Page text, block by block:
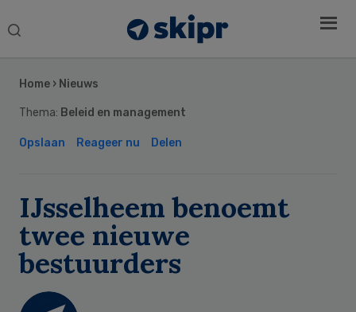
Search
Home › Nieuws
Thema: Beleid en management
Opslaan Reageer nu Delen
IJsselheem benoemt
twee nieuwe
bestuurders
Sidebar